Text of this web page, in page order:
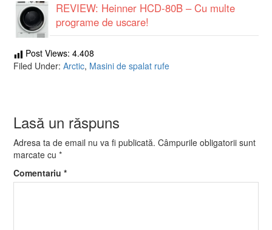
REVIEW: Heinner HCD-80B – Cu multe
programe de uscare!
Post Views: 4.408
Filed Under:Arctic, Masini de spalat rufe
Lasă un răspuns
Adresa ta de email nu va fi publicată. Câmpurile obligatorii sunt
marcate cu*
Comentariu*